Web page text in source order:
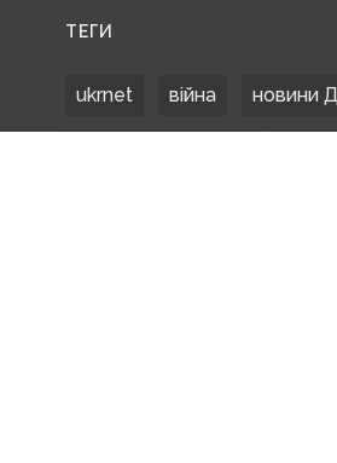
ТЕГИ
ukrnet війна новини